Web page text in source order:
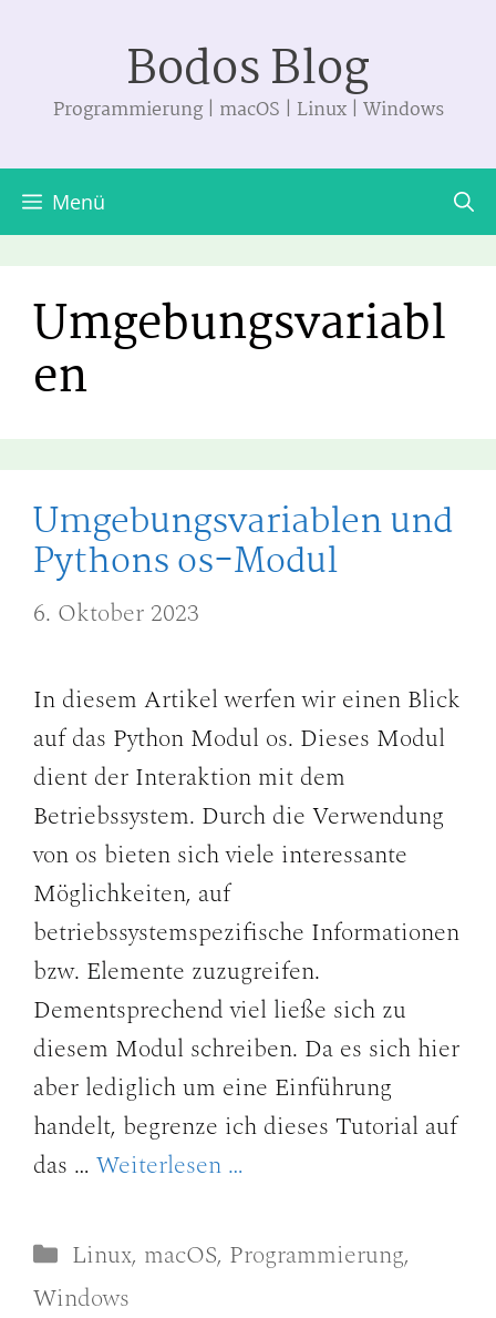
springen
Bodos Blog
Programmierung | macOS | Linux | Windows
Menü
Umgebungsvariabl
en
Umgebungsvariablen und
Pythons os-Modul
6. Oktober 2023
In diesem Artikel werfen wir einen Blick
auf das Python Modul os. Dieses Modul
dient der Interaktion mit dem
Betriebssystem. Durch die Verwendung
von os bieten sich viele interessante
Möglichkeiten, auf
betriebssystemspezifische Informationen
bzw. Elemente zuzugreifen.
Dementsprechend viel ließe sich zu
diesem Modul schreiben. Da es sich hier
aber lediglich um eine Einführung
handelt, begrenze ich dieses Tutorial auf
das … Weiterlesen …
Kategorien
Linux, macOS, Programmierung,
Windows